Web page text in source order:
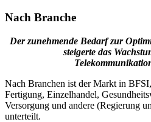
Nach Branche
Der zunehmende Bedarf zur
steigerte das
Nach Branchen ist der Markt in
Fertigung, Einzelhandel,
Versorgung und andere (Regierung
unterteilt.